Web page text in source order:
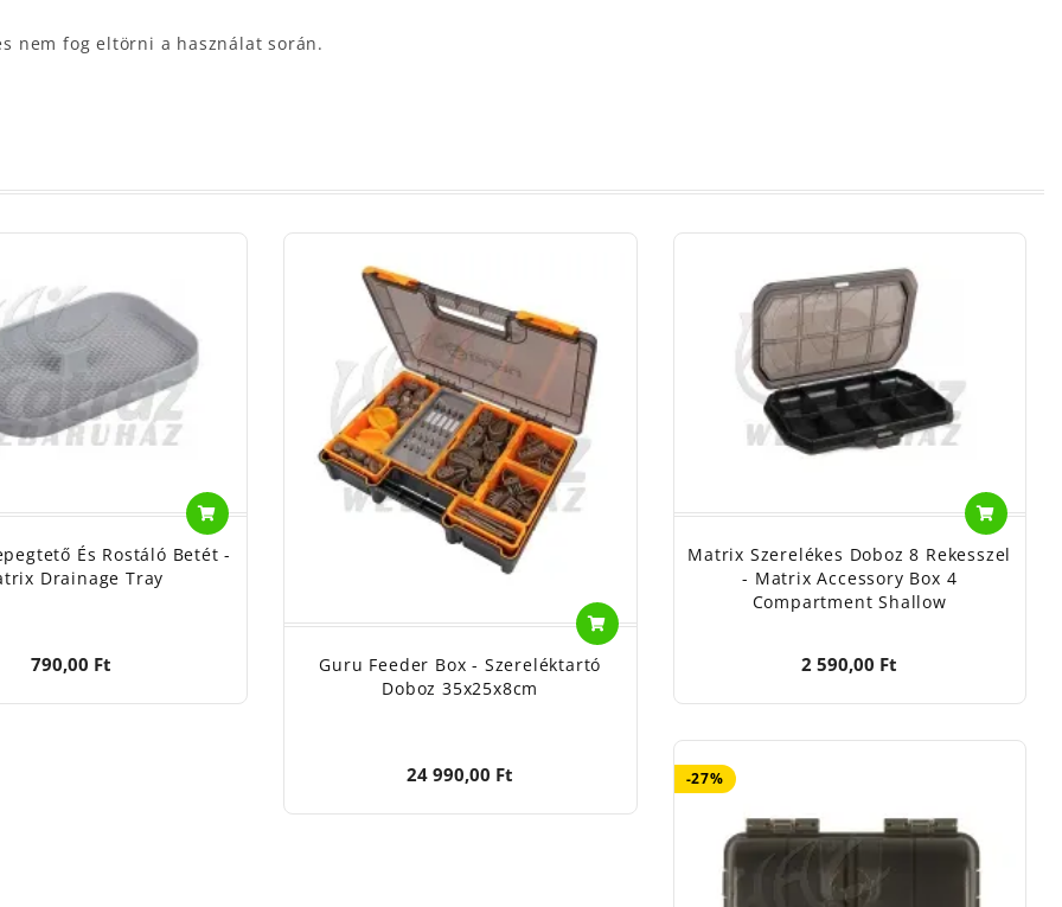
nem fog eltörni a használat során.
És Rostáló Betét -
Drainage Tray
790,00 Ft
Guru Feeder Box - Szereléktartó
Doboz 35x25x8cm
24 990,00 Ft
Matrix Szerelékes Doboz 8 Rekesszel
- Matrix Accessory Box 4
Compartment Shallow
2 590,00 Ft
-27%